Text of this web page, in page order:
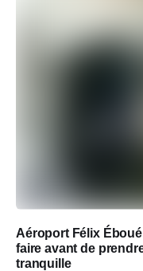
Aéroport Félix
faire avant de
tranquille